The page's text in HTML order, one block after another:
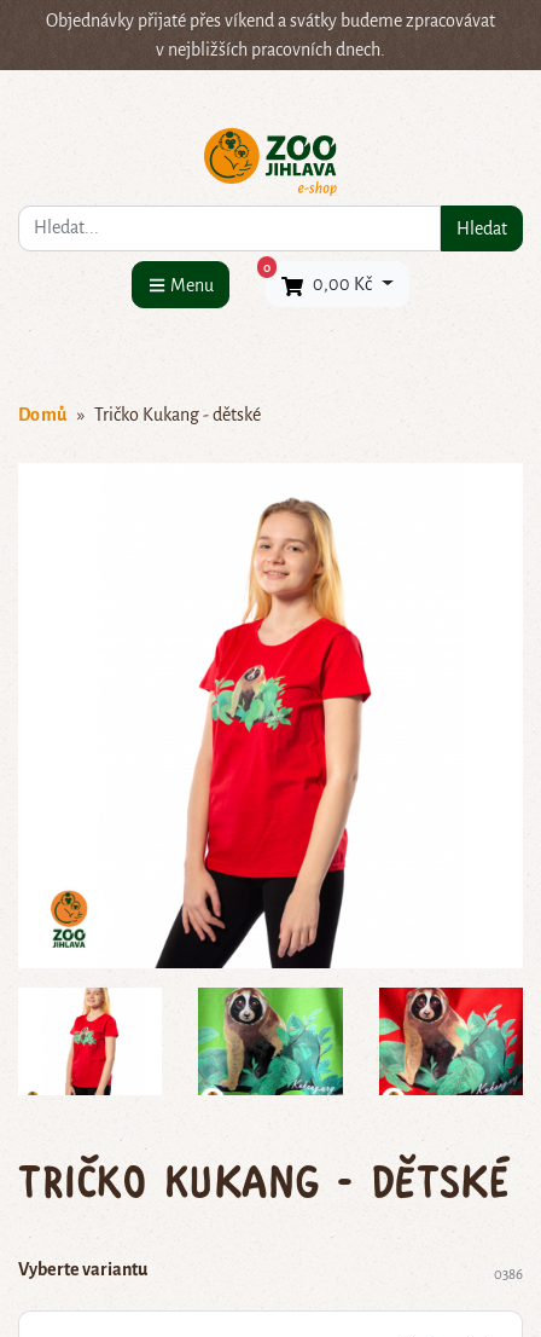
Objednávky přijaté přes víkend a svátky budeme zpracovávat
v nejbližších pracovních dnech.
Co hledáte? Hledat
Menu
0×
0,00 Kč
Domů Tričko Kukang - dětské
Tričko Kukang - dětské
Vyberte variantu 0386